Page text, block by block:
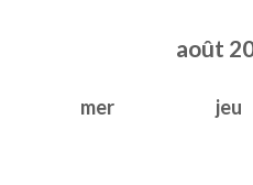
août
mer jeu